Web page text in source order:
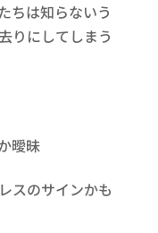
ちは知らないう
りにしてしまう
曖昧
スのサインかも